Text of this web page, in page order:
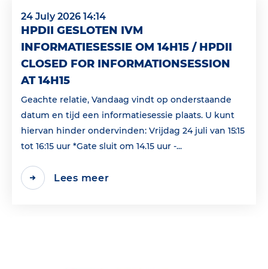
24 July 2026 14:14
HPDII GESLOTEN IVM
INFORMATIESESSIE OM 14H15 / HPDII
CLOSED FOR INFORMATIONSESSION
AT 14H15
Geachte relatie, Vandaag vindt op onderstaande
datum en tijd een informatiesessie plaats. U kunt
hiervan hinder ondervinden: Vrijdag 24 juli van 15:15
tot 16:15 uur *Gate sluit om 14.15 uur -...
Lees meer